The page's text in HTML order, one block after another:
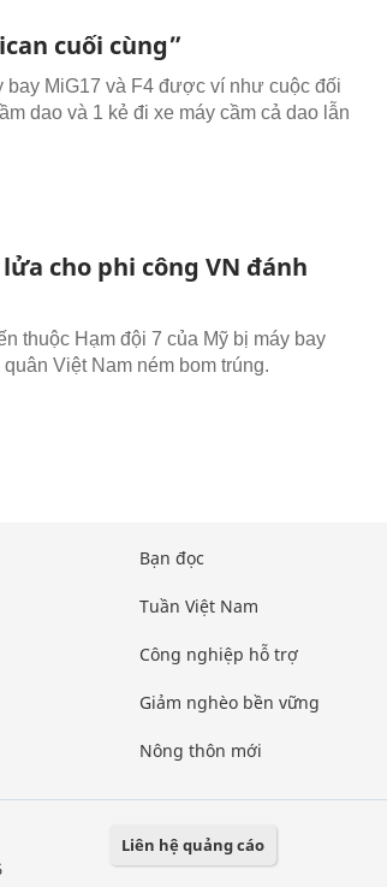
cuối cùng”
bay MiG17 và F4 được ví như cuộc đối
dao và 1 kẻ đi xe máy cầm cả dao lẫn
cho phi công VN đánh
thuộc Hạm đội 7 của Mỹ bị máy bay
Việt Nam ném bom trúng.
Bạn đọc
Tuần Việt Nam
Công nghiệp hỗ trợ
Giảm nghèo bền vững
Nông thôn mới
Liên hệ quảng cáo